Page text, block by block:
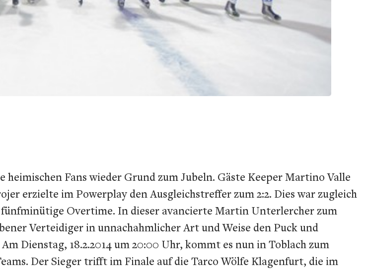
Fans wieder Grund zum Jubeln. Gäste Keeper Martino Valle
erzielte im Powerplay den Ausgleichstreffer zum 2:2. Dies war zugleich
fünfminütige Overtime. In dieser avancierte Martin Unterlercher zum
Verteidiger in unnachahmlicher Art und Weise den Puck und
Dienstag, 18.2.2014 um 20:00 Uhr, kommt es nun in Toblach zum
Der Sieger trifft im Finale auf die Tarco Wölfe Klagenfurt, die im